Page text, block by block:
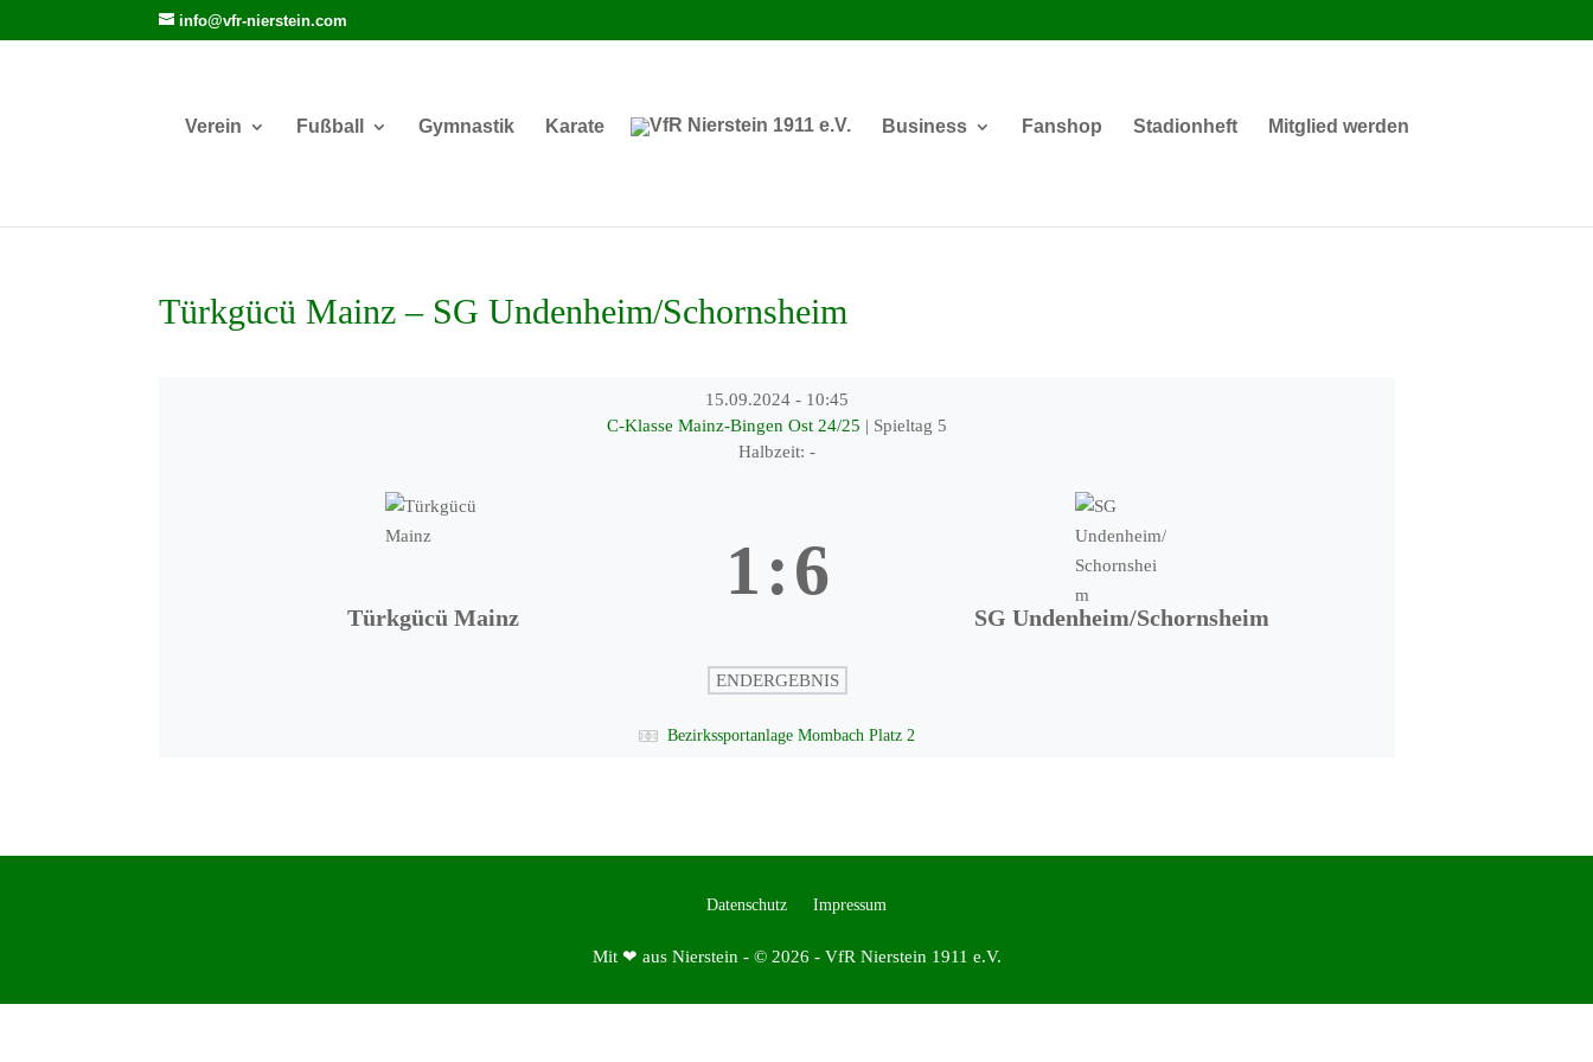
info@vfr-nierstein.com
Verein Fußball Gymnastik Karate Business Fanshop Stadionheft Mitglied werden
Türkgücü Mainz – SG Undenheim/Schornsheim
15.09.2024 - 10:45
C-Klasse Mainz-Bingen Ost 24/25 | Spieltag 5
Halbzeit: -
Türkgücü Mainz
1:6
SG Undenheim/Schornsheim
ENDERGEBNIS
Bezirkssportanlage Mombach Platz 2
Datenschutz Impressum
Mit ❤ aus Nierstein - © 2026 - VfR Nierstein 1911 e.V.